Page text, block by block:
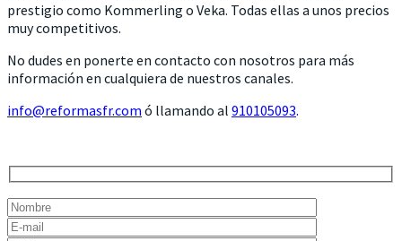
prestigio como Kommerling o Veka. Todas ellas a unos precios
muy competitivos.
No dudes en ponerte en contacto con nosotros para más
información en cualquiera de nuestros canales.
info@reformasfr.com ó llamando al 910105093.